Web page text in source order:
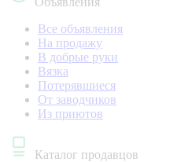
Все объявления
На продажу
В добрые руки
Вязка
Потерявшиеся
От заводчиков
Из приютов
Каталог продавцов